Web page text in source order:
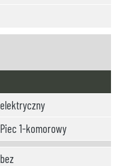
elektryczny
Piec 1-komorowy
bez